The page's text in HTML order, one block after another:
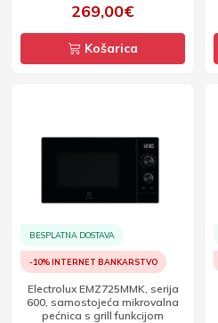
269,00€
Košarica
BESPLATNA DOSTAVA
-10% INTERNET BANKARSTVO
Electrolux EMZ725MMK, serija
600, samostojeća mikrovalna
pećnica s grill funkcijom